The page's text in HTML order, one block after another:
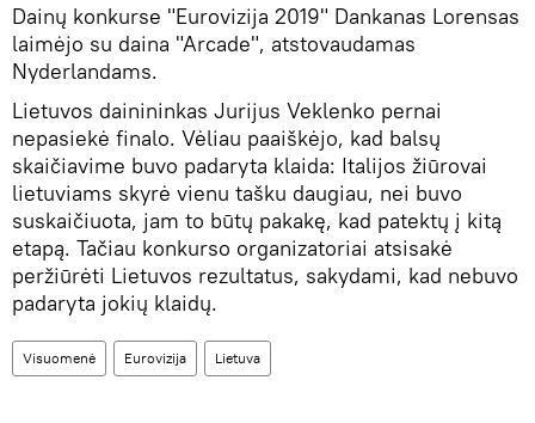
Dainų konkurse "Eurovizija 2019" Dankanas Lorensas
laimėjo su daina "Arcade", atstovaudamas
Nyderlandams.
Lietuvos dainininkas Jurijus Veklenko pernai
nepasiekė finalo. Vėliau paaiškėjo, kad balsų
skaičiavime buvo padaryta klaida: Italijos žiūrovai
lietuviams skyrė vienu tašku daugiau, nei buvo
suskaičiuota, jam to būtų pakakę, kad patektų į kitą
etapą. Tačiau konkurso organizatoriai atsisakė
peržiūrėti Lietuvos rezultatus, sakydami, kad nebuvo
padaryta jokių klaidų.
Visuomenė Eurovizija Lietuva